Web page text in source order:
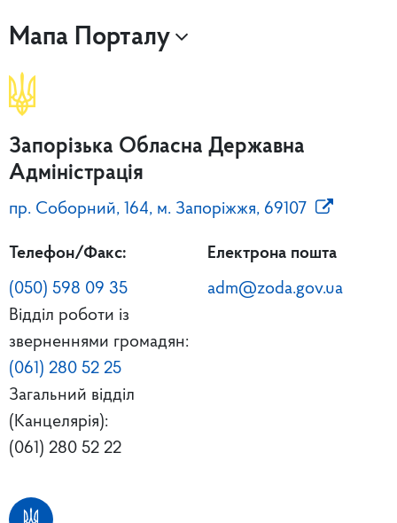
Мапа Порталу
Запорізька Обласна Державна
Адміністрація
пр. Соборний, 164, м. Запоріжжя, 69107
Телефон/Факс:
(050) 598 09 35
Відділ роботи із
зверненнями громадян:
(061) 280 52 25
Загальний відділ
(Канцелярія):
(061) 280 52 22
Електрона пошта
adm@zoda.gov.ua